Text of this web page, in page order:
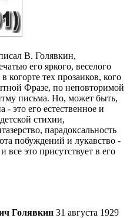
В. Голявкин,
его яркого, веселого
когорте тех прозаиков, кого
Фразе, по неповторимой
письма. Но, может быть,
- это его естественное и
стихии,
парадоксальность
побуждений и лукавство -
все это присутствует в его
Голявкин 31 августа 1929